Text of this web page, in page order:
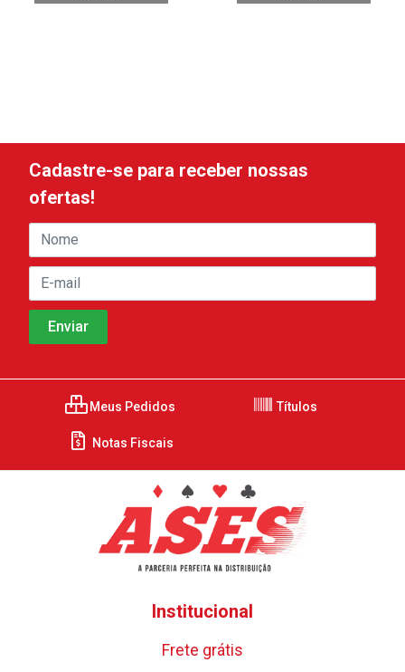
Cadastre-se para receber nossas
ofertas!
Meus Pedidos Títulos
Notas Fiscais
Institucional
Frete grátis